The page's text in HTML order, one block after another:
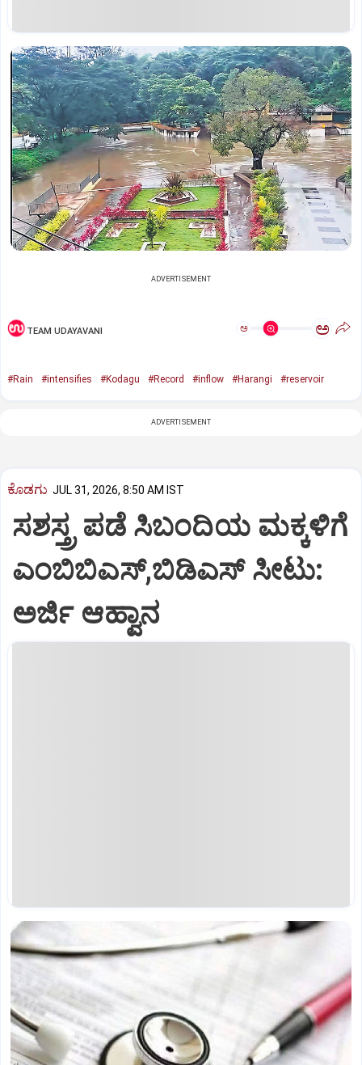
ADVERTISEMENT
TEAM UDAYAVANI ಅ ಅ
#Rain #intensifies #Kodagu #Record #inflow #Harangi #reservoir
ADVERTISEMENT
ಕೊಡಗು JUL 31, 2026, 8:50 AM IST
ಸಶಸ್ತ್ರ ಪಡೆ ಸಿಬಂದಿಯ ಮಕ್ಕಳಿಗೆ
ಎಂಬಿಬಿಎಸ್‌,ಬಿಡಿಎಸ್‌ ಸೀಟು:
ಅರ್ಜಿ ಆಹ್ವಾನ